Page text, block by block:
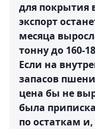
для покрытия
экспорт
месяца
тонну до 160-
Если на
запасов
цена бы не
была
по остаткам